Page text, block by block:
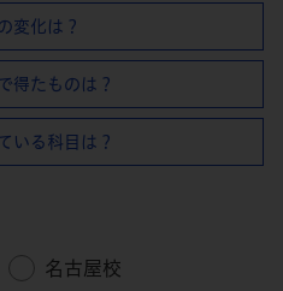
変化は？
得たものは？
いる科目は？
名古屋校